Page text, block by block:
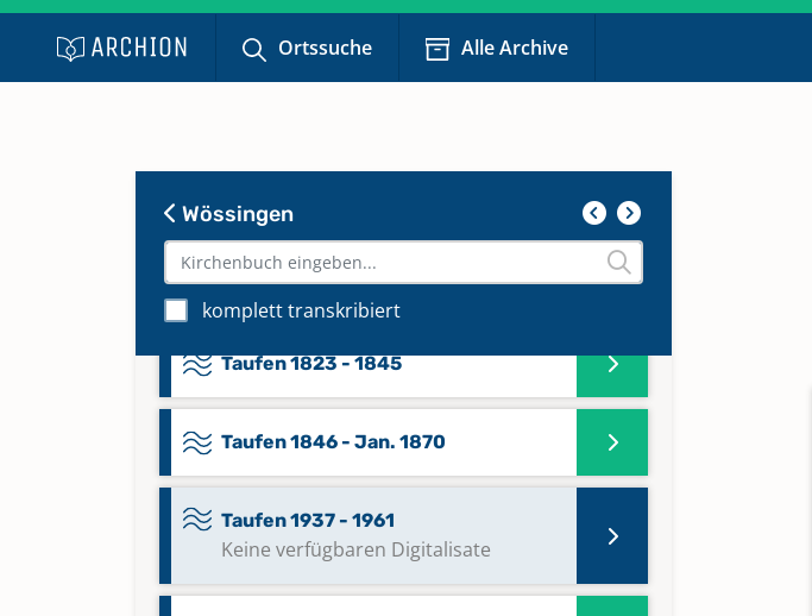
Ortssuche Alle Archive
Wössingen
komplett transkribiert
Beerdigungen 1823 - 1843
Beerdigungen 1867 - 1910
Beerdigungen 1911 - Febr. 1963
Taufen 1823 - 1845
Taufen 1846 - Jan. 1870
Taufen 1937 - 1961
Keine verfügbaren Digitalisate